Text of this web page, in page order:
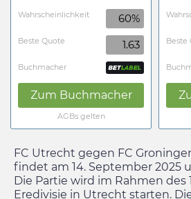
Wahrscheinlichkeit 60%
Beste Quote 1.63
Buchmacher
Zum Buchmacher
AGBs gelten
Beste
FC Utrecht gegen FC
findet am 14. September 2025
Die Partie wird im Rahmen des
Eredivisie in Utrecht starten.